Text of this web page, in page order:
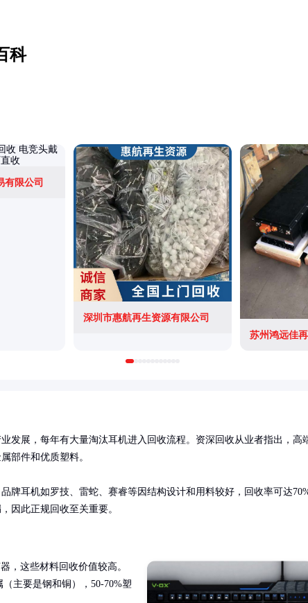
科
有限公司
深圳市惠航再生资源有限公司
发展，每年有大量淘汰耳机进入回收流程。资深回收从业者指出，高
部件和优质塑料。
牌耳机如罗技、雷蛇、赛睿等因结构设计和用料较好，回收率可达
因此正规回收至关重要。
，这些材料回收价值较高。
主要是钢和铜），50-70%塑